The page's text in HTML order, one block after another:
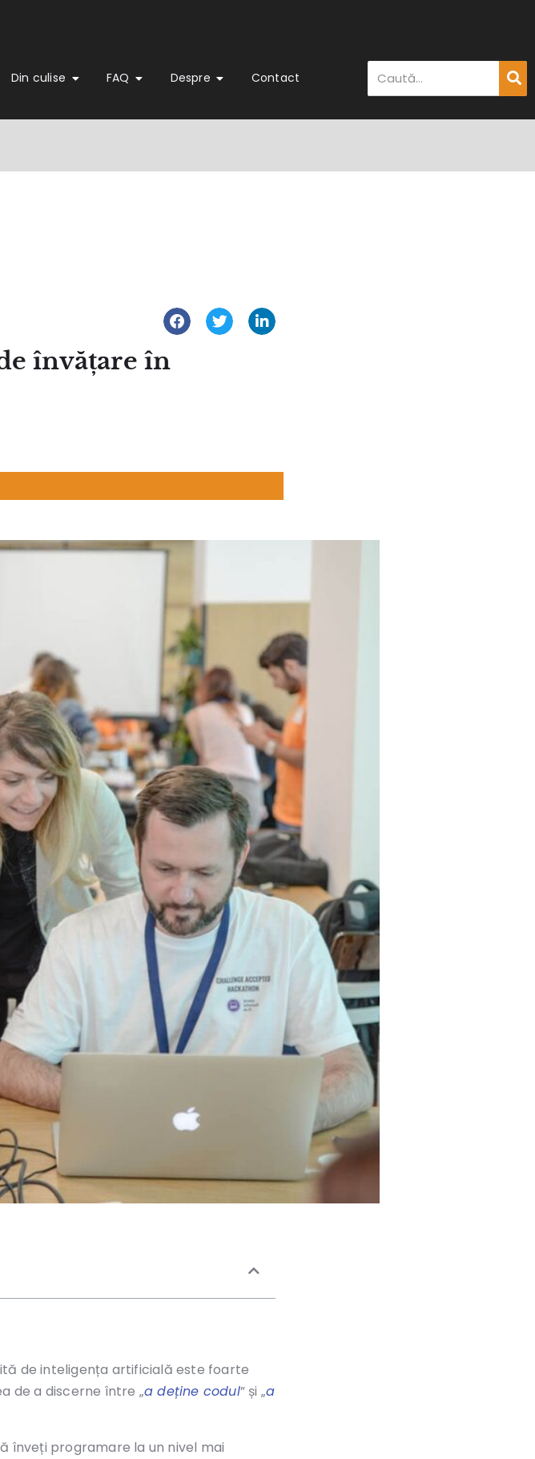
Din culise FAQ Despre Contact
învățare în
de inteligența artificială este foarte
de a discerne între „a deține codul” și „a
înveți programare la un nivel mai